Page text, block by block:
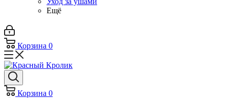
Ещё
Корзина 0
Корзина 0